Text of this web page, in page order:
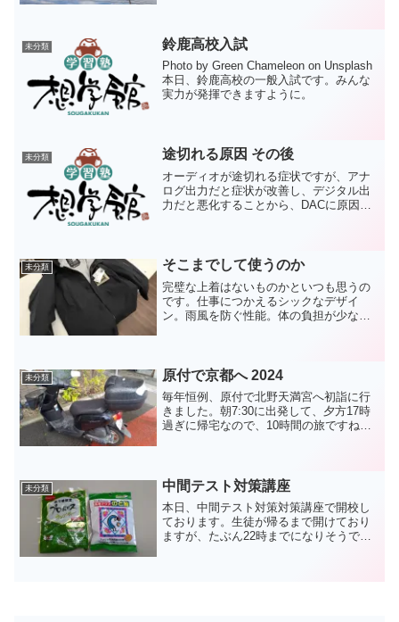
未分類 鈴鹿高校入試
Photo by Green Chameleon on Unsplash
本日、鈴鹿高校の一般入試です。みんな
実力が発揮できますように。
未分類 途切れる原因 その後
オーディオが途切れる症状ですが、アナ
ログ出力だと症状が改善し、デジタル出
力だと悪化することから、DACに原因が
有効にして...
未分類 そこまでして使うのか
完璧な上着はないものかといつも思うの
です。仕事につかえるシックなデザイ
ン。雨風を防ぐ性能。体の負担が少ない
ーカを着用していま...
未分類 原付で京都へ 2024
毎年恒例、原付で北野天満宮へ初詣に行
きました。朝7:30に出発して、夕方17時
過ぎに帰宅なので、10時間の旅ですね。
しているんで...
未分類 中間テスト対策講座
本日、中間テスト対策対策講座で開校し
ております。生徒が帰るまで開けており
ますが、たぶん22時までになりそうです